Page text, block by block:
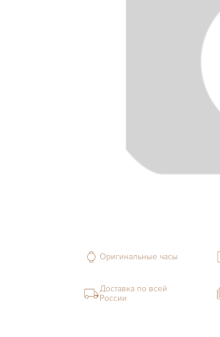
Оригинальные часы
Доставка по всей
России